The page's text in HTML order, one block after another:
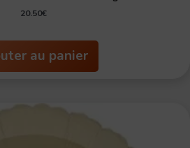
20.50€
au panier